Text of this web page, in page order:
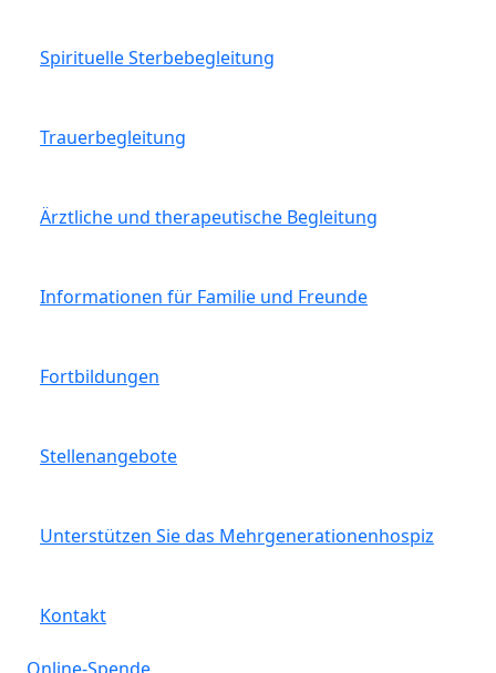
Spirituelle Sterbebegleitung
Trauerbegleitung
Ärztliche und therapeutische Begleitung
Informationen für Familie und Freunde
Fortbildungen
Stellenangebote
Unterstützen Sie das Mehrgenerationenhospiz
Kontakt